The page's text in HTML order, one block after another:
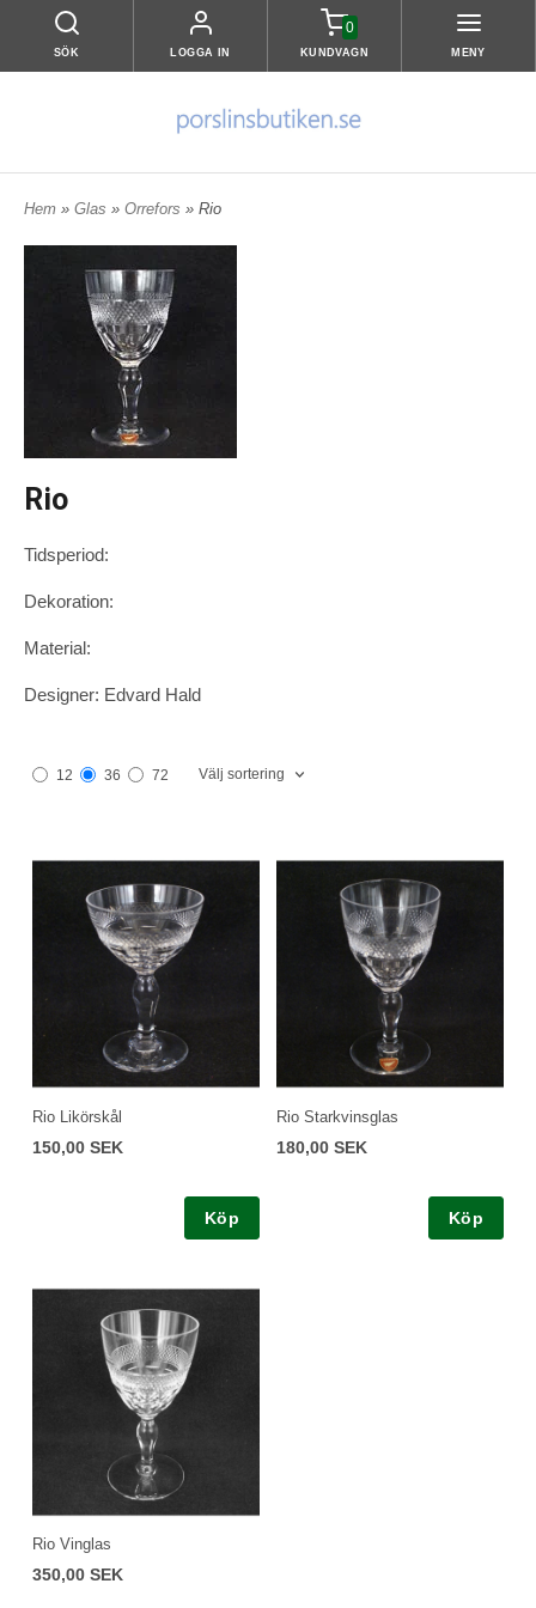
SÖK LOGGA IN
0
KUNDVAGN MENY
Hem » Glas » Orrefors » Rio
Rio
Tidsperiod:
Dekoration:
Material:
Designer: Edvard Hald
12 36 72 Välj sortering
Rio Likörskål
150,00 SEK
Köp
Rio Starkvinsglas
180,00 SEK
Köp
Rio Vinglas
350,00 SEK